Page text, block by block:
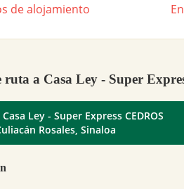
de alojamiento
ruta a Casa Ley - Super
Ley - Super Express CEDROS
Rosales, Sinaloa